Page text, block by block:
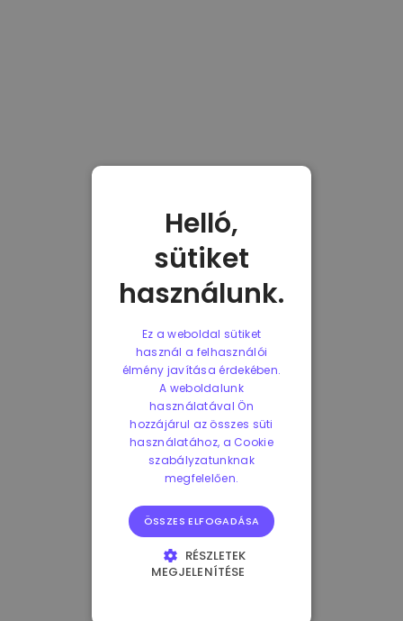
Helló,
sütiket
használunk.
Ez a weboldal sütiket
használ a felhasználói
élmény javítása érdekében.
A weboldalunk
használatával Ön
hozzájárul az összes süti
használatához, a Cookie
szabályzatunknak
megfelelően.
ÖSSZES ELFOGADÁSA
RÉSZLETEK
MEGJELENÍTÉSE